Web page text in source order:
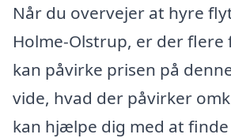
Når du overvejer at hyre
Holme-Olstrup, er der flere
kan påvirke prisen på
vide, hvad der påvirker
kan hjælpe dig med at